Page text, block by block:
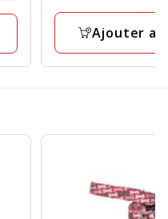
à
13.00€Ajouter